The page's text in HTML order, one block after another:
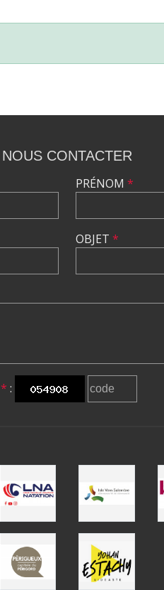
NOUS CONTACTER
PRÉNOM *
OBJET *
* :